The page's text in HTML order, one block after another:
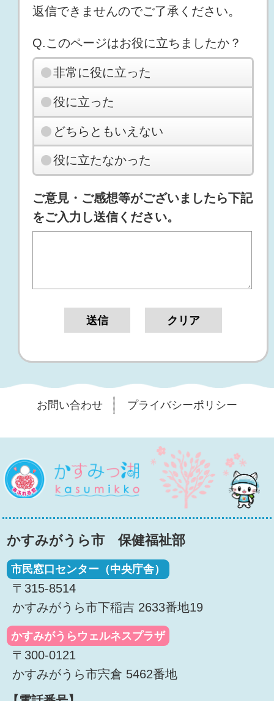
返信できませんのでご了承ください。
Q.このページはお役に立ちましたか？
非常に役に立った
役に立った
どちらともいえない
役に立たなかった
ご意見・ご感想等がございましたら下記
をご入力し送信ください。
お問い合わせ プライバシーポリシー
かすみっ湖
かすみがうら市 保健福祉部
市民窓口センター（中央庁舎）
〒315-8514
かすみがうら市下稲吉 2633番地19
かすみがうらウェルネスプラザ
〒300-0121
かすみがうら市宍倉 5462番地